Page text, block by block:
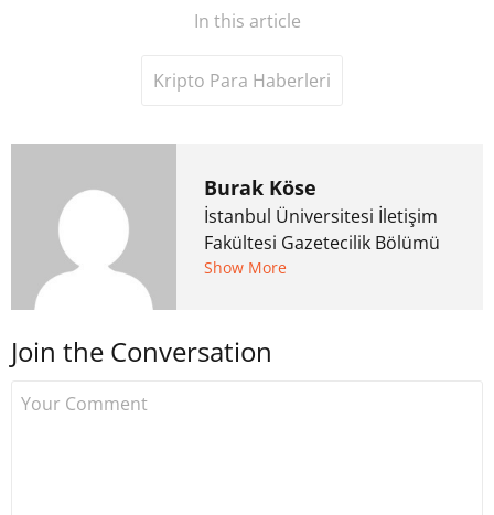
In this article
Kripto Para Haberleri
Burak Köse
İstanbul Üniversitesi İletişim
Fakültesi Gazetecilik Bölümü
mezunu. 6 yıl ana akım
kurdu. 2017'nin Mayıs ayından
Show More
Join the Conversation